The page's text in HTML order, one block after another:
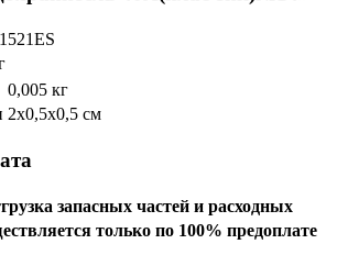
0,005 кг
2х0,5х0,5 см
запасных частей и расходных
только по 100% предоплате